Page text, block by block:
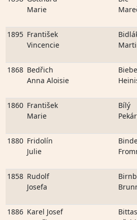
Marie
1895 František
Vincencie
1868 Bedřich
Anna Aloisie
1860 František
Marie
Bílý
1880 Fridolín
Julie
1858 Rudolf
Josefa
1886 Karel Josef